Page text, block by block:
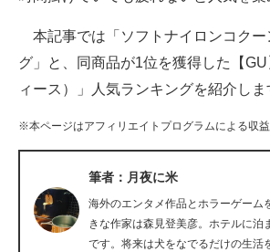
進化するPCとデバイスの未来
ビジネスと働き方のヒント
企業ITのトレンドを詳説
経営リーダーのコミュニティ
本記事では「ソフトナイロンコクー
グ」と、同商品が1位を獲得した【
ィース）」人気ランキングを紹介しま
※本ページはアフィリエイトプログラムによる収
筆者：月夜に米
海外のエンタメ作品とホラーゲーム
きな作家は森見登美彦。ホテルに泊
です。将来は犬をなでるだけの生活